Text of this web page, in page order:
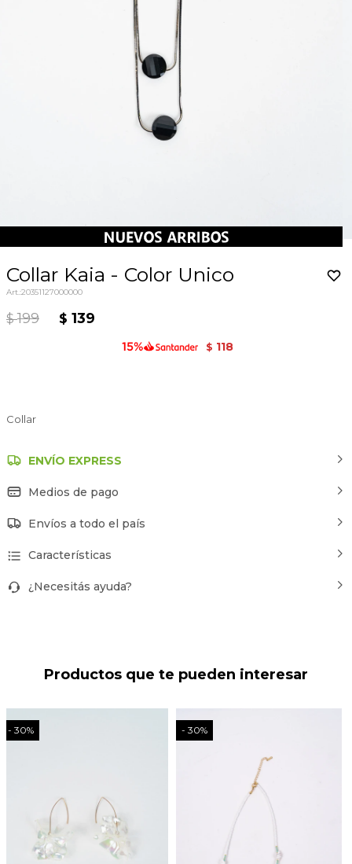
Collar Kaia - Color Unico
20351127000000
$ 199 $ 139
$ 118
Collar
ENVÍO EXPRESS
Medios de pago
Envíos a todo el país
Características
¿Necesitás ayuda?
Productos que te pueden interesar
30 30